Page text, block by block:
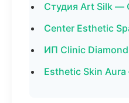
Студия Art Silk —
Center Esthetic
ИП Clinic
Esthetic Skin